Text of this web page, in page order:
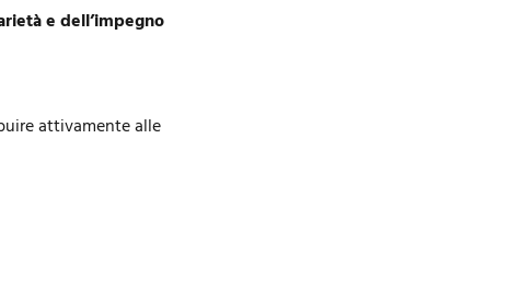
e dell’impegno
attivamente alle